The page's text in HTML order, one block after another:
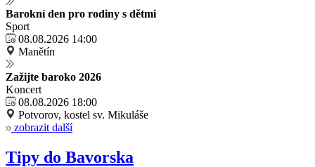
Barokní den pro rodiny s dětmi
Sport
08.08.2026 14:00
Manětín
Zažijte baroko 2026
Koncert
08.08.2026 18:00
Potvorov, kostel sv. Mikuláše
zobrazit další
Tipy do Bavorska